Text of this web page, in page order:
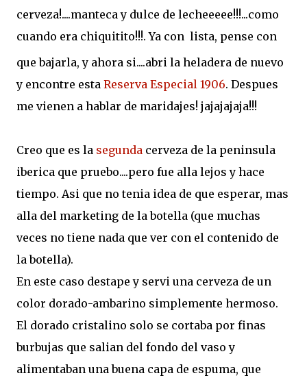
cerveza!....manteca y dulce de lecheeeee!!!...como
cuando era chiquitito!!!. Ya con lista, pense con
que bajarla, y ahora si....abri la heladera de nuevo
y encontre esta Reserva Especial 1906. Despues
me vienen a hablar de maridajes! jajajajaja!!!
Creo que es la segunda cerveza de la peninsula
iberica que pruebo....pero fue alla lejos y hace
tiempo. Asi que no tenia idea de que esperar, mas
alla del marketing de la botella (que muchas
veces no tiene nada que ver con el contenido de
la botella).
En este caso destape y servi una cerveza de un
color dorado-ambarino simplemente hermoso.
El dorado cristalino solo se cortaba por finas
burbujas que salian del fondo del vaso y
alimentaban una buena capa de espuma, que